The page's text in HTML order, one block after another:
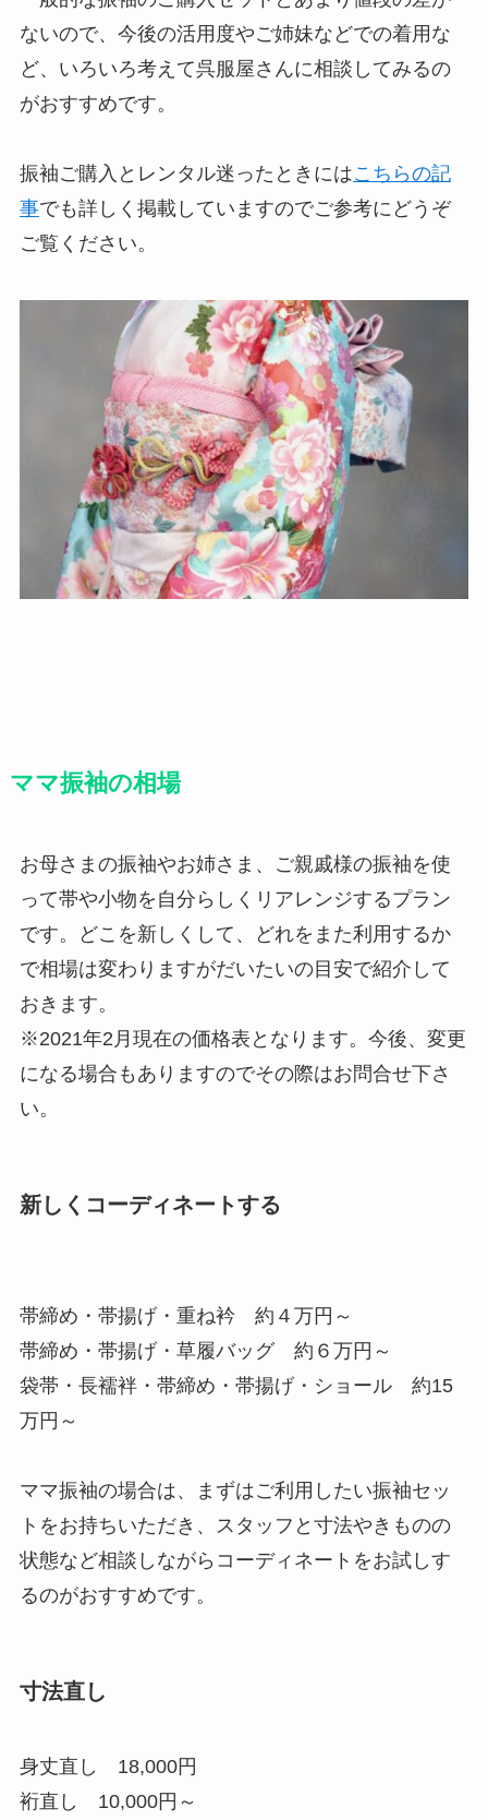
ないので、今後の活用度やご姉妹などでの着用な
ど、いろいろ考えて呉服屋さんに相談してみるの
がおすすめです。
振袖ご購入とレンタル迷ったときにはこちらの記
事でも詳しく掲載していますのでご参考にどうぞ
ご覧ください。
ママ振袖の相場
お母さまの振袖やお姉さま、ご親戚様の振袖を使
って帯や小物を自分らしくリアレンジするプラン
です。どこを新しくして、どれをまた利用するか
で相場は変わりますがだいたいの目安で紹介して
おきます。
※2021年2月現在の価格表となります。今後、変更
になる場合もありますのでその際はお問合せ下さ
い。
新しくコーディネートする
帯締め・帯揚げ・重ね衿 約４万円～
帯締め・帯揚げ・草履バッグ 約６万円～
袋帯・長襦袢・帯締め・帯揚げ・ショール 約15
万円～
ママ振袖の場合は、まずはご利用したい振袖セッ
トをお持ちいただき、スタッフと寸法やきものの
状態など相談しながらコーディネートをお試しす
るのがおすすめです。
寸法直し
身丈直し 18,000円
裄直し 10,000円～